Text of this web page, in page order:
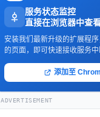
服务状态监控
直接在浏览器中查
安装我们最新升级的扩展程
的页面，即可快速接收服务中
添加至
ADVERTISEMENT